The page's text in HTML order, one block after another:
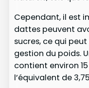
Cependant, il est
dattes peuvent
sucres, ce qui
gestion du poids.
contient environ
l’équivalent de